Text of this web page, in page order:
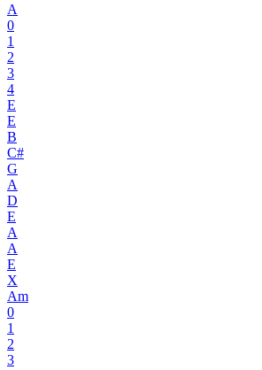
A
0
1
2
3
4
E
E
B
C#
G
A
D
E
A
A
E
X
Am
0
1
2
3